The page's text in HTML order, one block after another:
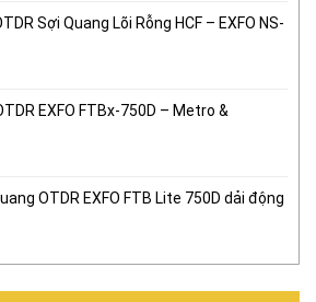
Sợi Quang Lõi Rỗng HCF – EXFO NS-
EXFO FTBx-750D – Metro &
OTDR EXFO FTB Lite 750D dải động